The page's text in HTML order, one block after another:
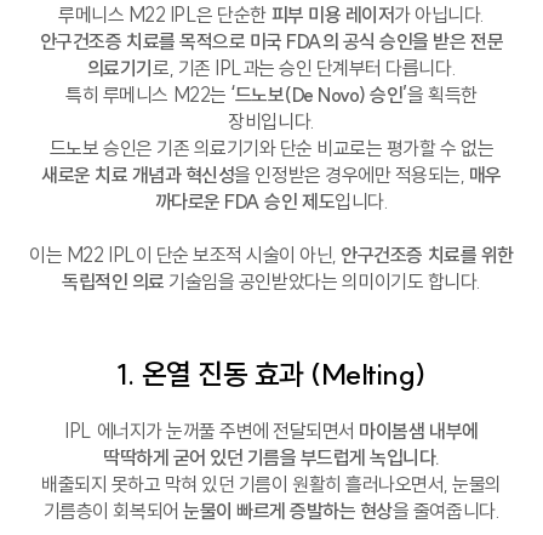
루메니스 M22 IPL은 단순한 피부 미용 레이저가 아닙니다.
안구건조증 치료를 목적으로 미국 FDA의 공식 승인을 받은 전문
의료기기로, 기존 IPL과는 승인 단계부터 다릅니다.
특히 루메니스 M22는 ‘드노보(De Novo) 승인’을 획득한
장비입니다.
드노보 승인은 기존 의료기기와 단순 비교로는 평가할 수 없는
새로운 치료 개념과 혁신성을 인정받은 경우에만 적용되는, 매우
까다로운 FDA 승인 제도입니다.
이는 M22 IPL이 단순 보조적 시술이 아닌, 안구건조증 치료를 위한
독립적인 의료 기술임을 공인받았다는 의미이기도 합니다.
1. 온열 진동 효과 (Melting)
IPL 에너지가 눈꺼풀 주변에 전달되면서 마이봄샘 내부에
딱딱하게 굳어 있던 기름을 부드럽게 녹입니다.
배출되지 못하고 막혀 있던 기름이 원활히 흘러나오면서, 눈물의
기름층이 회복되어눈물이 빠르게 증발하는 현상을 줄여줍니다.